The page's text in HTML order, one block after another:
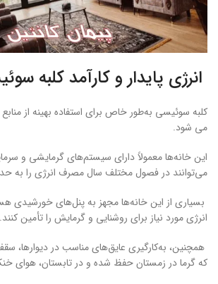
انرژی پایدار و کارآمد کلبه
کلبه‌ سوئیسی به‌طور خاص برای استفاده بهینه از
می شود.
این خانه‌ها معمولاً دارای سیستم‌های گرمایشی و
می‌توانند در فصول مختلف سال مصرف انرژی را به
بسیاری از این خانه‌ها مجهز به پنل‌های خورشیدی
انرژی مورد نیاز برای روشنایی و گرمایش را تأمین کنند.
همچنین، به‌کارگیری عایق‌های مناسب در دیوارها،
که گرما در زمستان حفظ شده و در تابستان، هوای